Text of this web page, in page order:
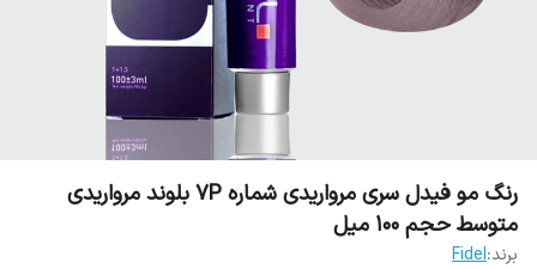
رنگ مو فیدل سری مرواریدی شماره 7P بلوند مرواریدی
متوسط حجم 100 میل
برند:Fidel